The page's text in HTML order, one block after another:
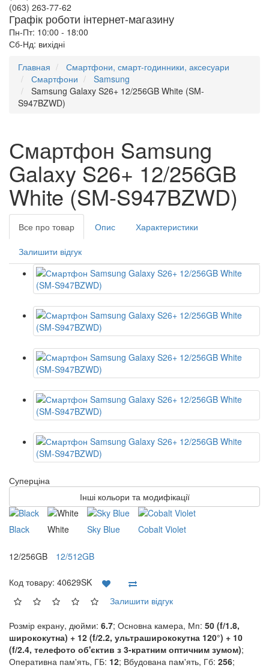
(063) 263-77-62
Графік роботи інтернет-магазину
Пн-Пт: 10:00 - 18:00
Сб-Нд: вихідні
Главная
Смартфони, смарт-годинники, аксесуари
Смартфони
Samsung
Samsung Galaxy S26+ 12/256GB White (SM-
S947BZWD)
Смартфон Samsung
Galaxy S26+ 12/256GB
White (SM-S947BZWD)
Все про товар Опис Характеристики
Залишити відгук
Суперціна
Інші кольори та модифікації
Black White Sky Blue Cobalt Violet
12/256GB 12/512GB
Код товару: 40629SK
Залишити відгук
Розмір екрану, дюйми: 6.7; Основна камера, Мп: 50 (f/1.8,
ширококутна) + 12 (f/2.2, ультраширококутна 120°) + 10
(f/2.4, телефото об'єктив з 3-кратним оптичним зумом);
Оперативна пам'ять, ГБ: 12; Вбудована пам'ять, Гб: 256;